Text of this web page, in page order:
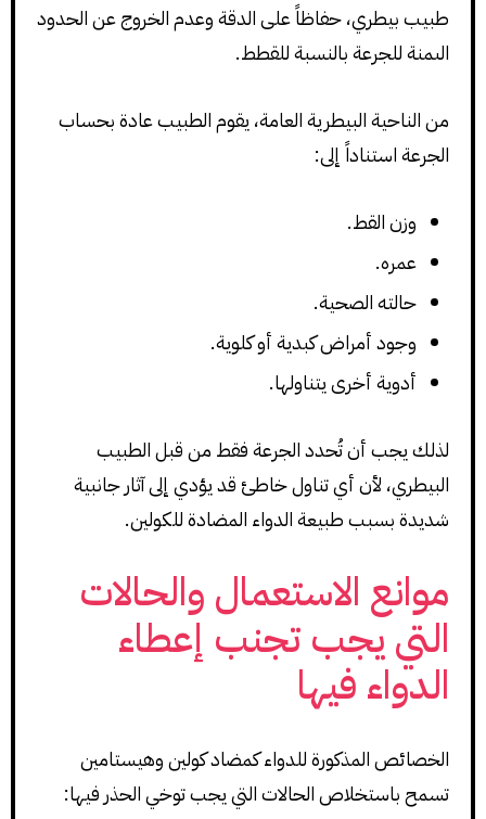
طبيب بيطري، حفاظاً على الدقة وعدم الخروج عن الحدود
الىمنة للجرعة بالنسبة للقطط.
من الناحية البيطرية العامة، يقوم الطبيب عادة بحساب
الجرعة استناداً إلى:
وزن القط.
عمره.
حالته الصحية.
وجود أمراض كبدية أو كلوية.
أدوية أخرى يتناولها.
لذلك يجب أن تُحدد الجرعة فقط من قبل الطبيب
البيطري، لأن أي تناول خاطئ قد يؤدي إلى آثار جانبية
شديدة بسبب طبيعة الدواء المضادة للكولين.
موانع الاستعمال والحالات
التي يجب تجنب إعطاء
الدواء فيها
الخصائص المذكورة للدواء كمضاد كولين وهيستامين
تسمح باستخلاص الحالات التي يجب توخي الحذر فيها: